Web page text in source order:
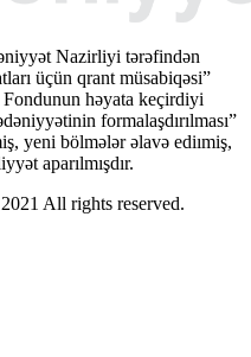
Nazirliyi tərəfindən
üçün qrant müsabiqəsi”
həyata keçirdiyi
formalaşdırılması”
yeni bölmələr əlavə ediımiş,
aparılmışdır.
All rights reserved.